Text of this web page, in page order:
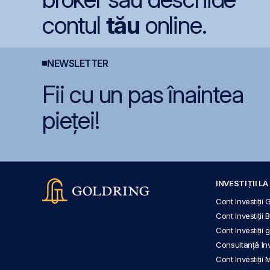
contul tău online.
NEWSLETTER
Fii cu un pas înaintea
pieței!
INVESTIȚII LA
Cont Investiții
Cont Investiții
Cont Investiții
Consultanță
Cont Investiții